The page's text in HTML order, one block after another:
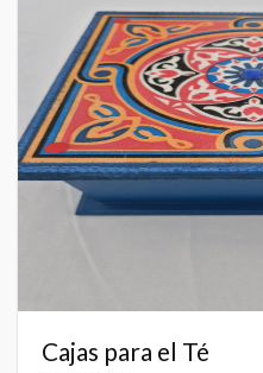
Cajas para el Té